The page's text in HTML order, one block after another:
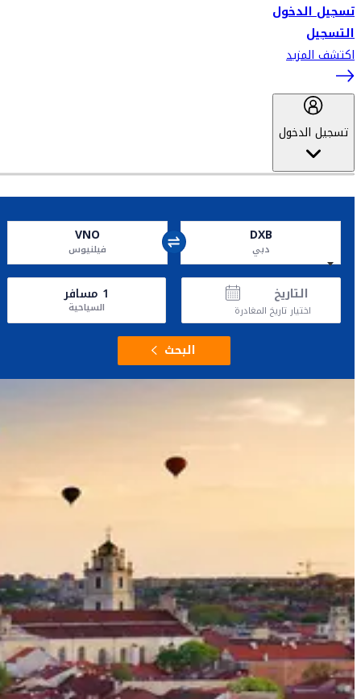
تسجيل الدخول
التسجيل
اكتشف المزيد
تسجيل الدخول
DXB
دبي
VNO
فيلنيوس
التاريخ
اختيار تاريخ المغادرة
1 مسافر
السياحية
البحث